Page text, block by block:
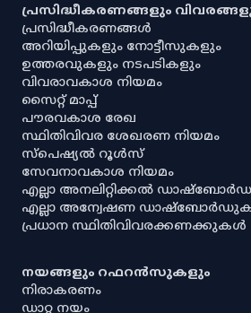
പ്രസിദ്ധീകരണങ്ങളും
പ്രസിദ്ധീകരണങ്ങൾ
അറിയിപ്പുകളും നോട്ടീസുകളും
ഉത്തരവുകളും നടപടികളും
വിവരാവകാശ നിയമം
സൈറ്റ് മാപ്പ്
പൗരവകാശ രേഖ
സ്ഥിതിവിവര ശേഖരണ നിയമം
സ്‌പെഷ്യൽ റൂൾസ്
സേവനാവകാശ നിയമം
എല്ലാ അനലിറ്റിക്കൽ
എല്ലാ അന്വേഷണ
പ്രധാന സ്ഥിതിവിവരക്കണക്കുകൾ
നയങ്ങളും റഫറൻസുകളും
നിരാകരണം
ഡാറ്റ നയം